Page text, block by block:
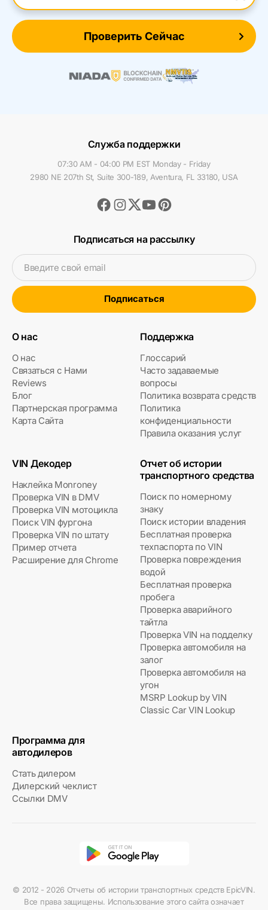
Проверить Сейчас
Служба поддержки
07:30 AM - 04:00 PM EST Monday - Friday
2980 NE 207th St, Suite 300-189, Aventura, FL 33180, USA
Facebook
Instagram
TwitterYoutubePinterest
Подписаться на рассылку
Введите свой email
Подписаться
О нас
О нас
Связаться с Нами
Reviews
Блог
Партнерская программа
Карта Сайта
Поддержка
Глоссарий
Часто задаваемые
вопросы
Политика возврата средств
Политика
конфиденциальности
Правила оказания услуг
VIN Декодер
Наклейка Monroney
Проверка VIN в DMV
Проверка VIN мотоцикла
Поиск VIN фургона
Проверка VIN по штату
Пример отчета
Расширение для Chrome
Отчет об истории
транспортного средства
Поиск по номерному
знаку
Поиск истории владения
Бесплатная проверка
техпаспорта по VIN
Проверка повреждения
водой
Бесплатная проверка
пробега
Проверка аварийного
тайтла
Проверка VIN на подделку
Проверка автомобиля на
залог
Проверка автомобиля на
угон
MSRP Lookup by VIN
Classic Car VIN Lookup
Программа для
автодилеров
Стать дилером
Дилерский чеклист
Ссылки DMV
© 2012 - 2026 Отчеты об истории транспортных средств EpicVIN.
Все права защищены. Использование этого сайта означает